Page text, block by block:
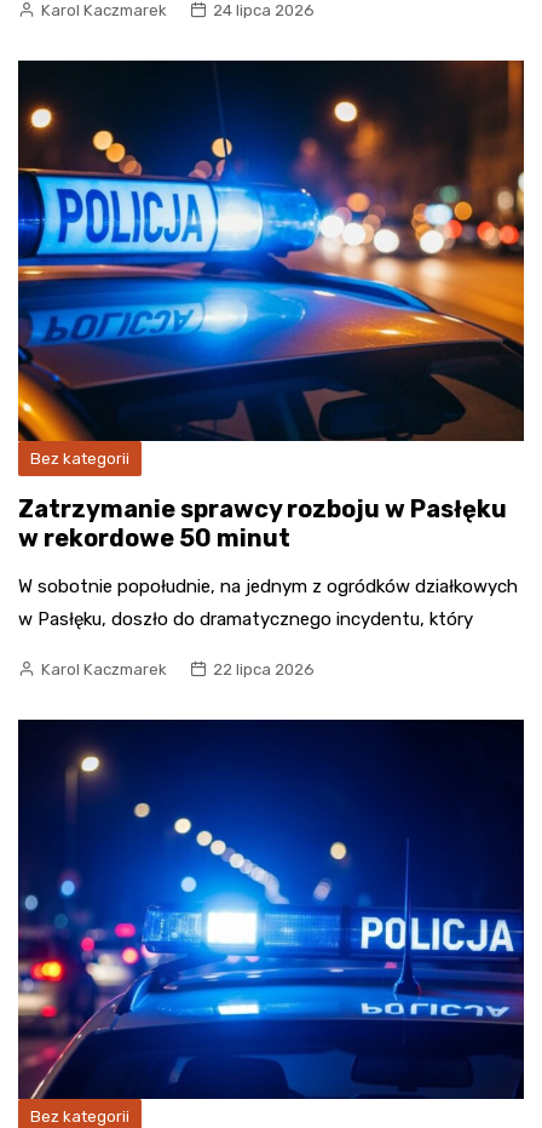
Karol Kaczmarek 24 lipca 2026
Bez kategorii
Zatrzymanie sprawcy rozboju w Pasłęku
w rekordowe 50 minut
W sobotnie popołudnie, na jednym z ogródków działkowych
w Pasłęku, doszło do dramatycznego incydentu, który
Karol Kaczmarek 22 lipca 2026
Bez kategorii